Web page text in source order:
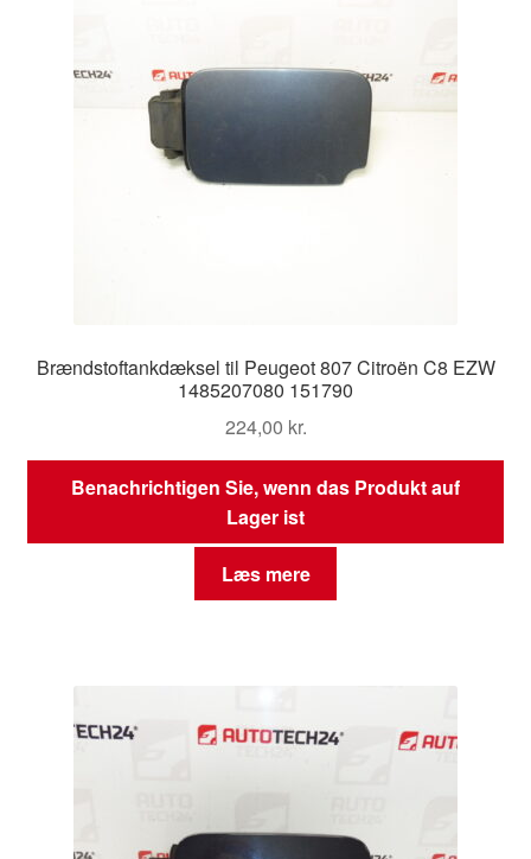
Brændstoftankdæksel til Peugeot 807 Citroën C8 EZW
1485207080 151790
224,00 kr.
Benachrichtigen Sie, wenn das Produkt auf
Lager ist
Læs mere